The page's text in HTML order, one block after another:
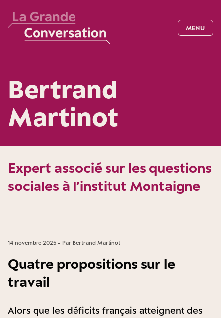
MENU
Bertrand
Martinot
Expert associé sur les questions
sociales à l’institut Montaigne
14 novembre 2025 - Par Bertrand Martinot
Quatre propositions sur le
travail
Alors que les déficits français atteignent des